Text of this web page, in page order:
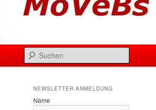
NEWSLETTER-ANMELDUNG
Name